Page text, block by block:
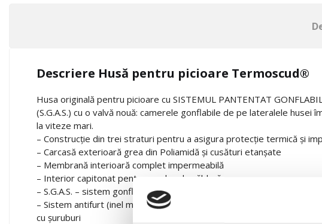
Descriere Husă pentru picioare Termoscud®
Husa originală pentru picioare cu SISTEMUL PANTENTAT
(S.G.A.S.) cu o valvă nouă: camerele gonflabile de pe lateralele husei
la viteze mari.
– Construcție din trei straturi pentru a asigura protecție termică și
– Carcasă exterioară grea din Poliamidă și cusături etanșate
– Membrană interioară complet impermeabilă
– Interior capitonat pentru un plus de căldură
– S.G.A.S. – sistem gonflabil anti-fâlfâire
– Sistem antifurt (inel metalic) disponibil doar pentru modelele care
cu șuruburi